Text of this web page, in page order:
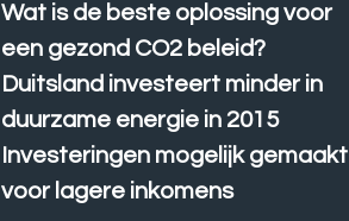
Wat is de beste oplossing voor
een gezond CO2 beleid?
Duitsland investeert minder in
duurzame energie in 2015
Investeringen mogelijk gemaakt
voor lagere inkomens